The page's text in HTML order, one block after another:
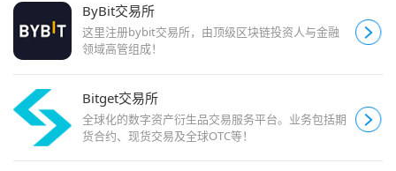
ByBit交易所
这里注册bybit交易所，由顶级区块链投资人与金融
领域高管组成！
Bitget交易所
全球化的数字资产衍生品交易服务平台。业务包括期
货合约、现货交易及全球OTC等！